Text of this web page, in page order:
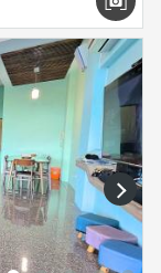
next